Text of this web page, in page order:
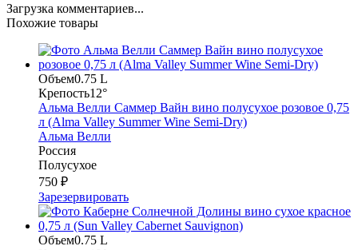
Загрузка комментариев...
Похожие товары
Объем0.75 L
Крепость12°
Альма Велли Саммер Вайн вино полусухое розовое 0,75
л (Alma Valley Summer Wine Semi-Dry)
Альма Велли
Россия
Полусухое
750 ₽
Зарезервировать
Объем0.75 L